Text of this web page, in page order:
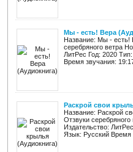
Мы - есть! Вера
Название: Мы - есть!
серебряного ветра
ЛитРес Год: 2020
Время звучания:
Раскрой свои
Название: Раскрой
Отзвуки
Издательство:
Язык: Русский Время